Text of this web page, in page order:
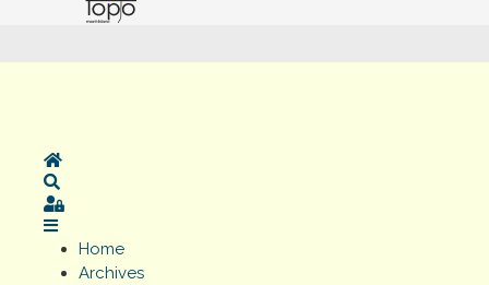
Home
Sign In
Home
Archives